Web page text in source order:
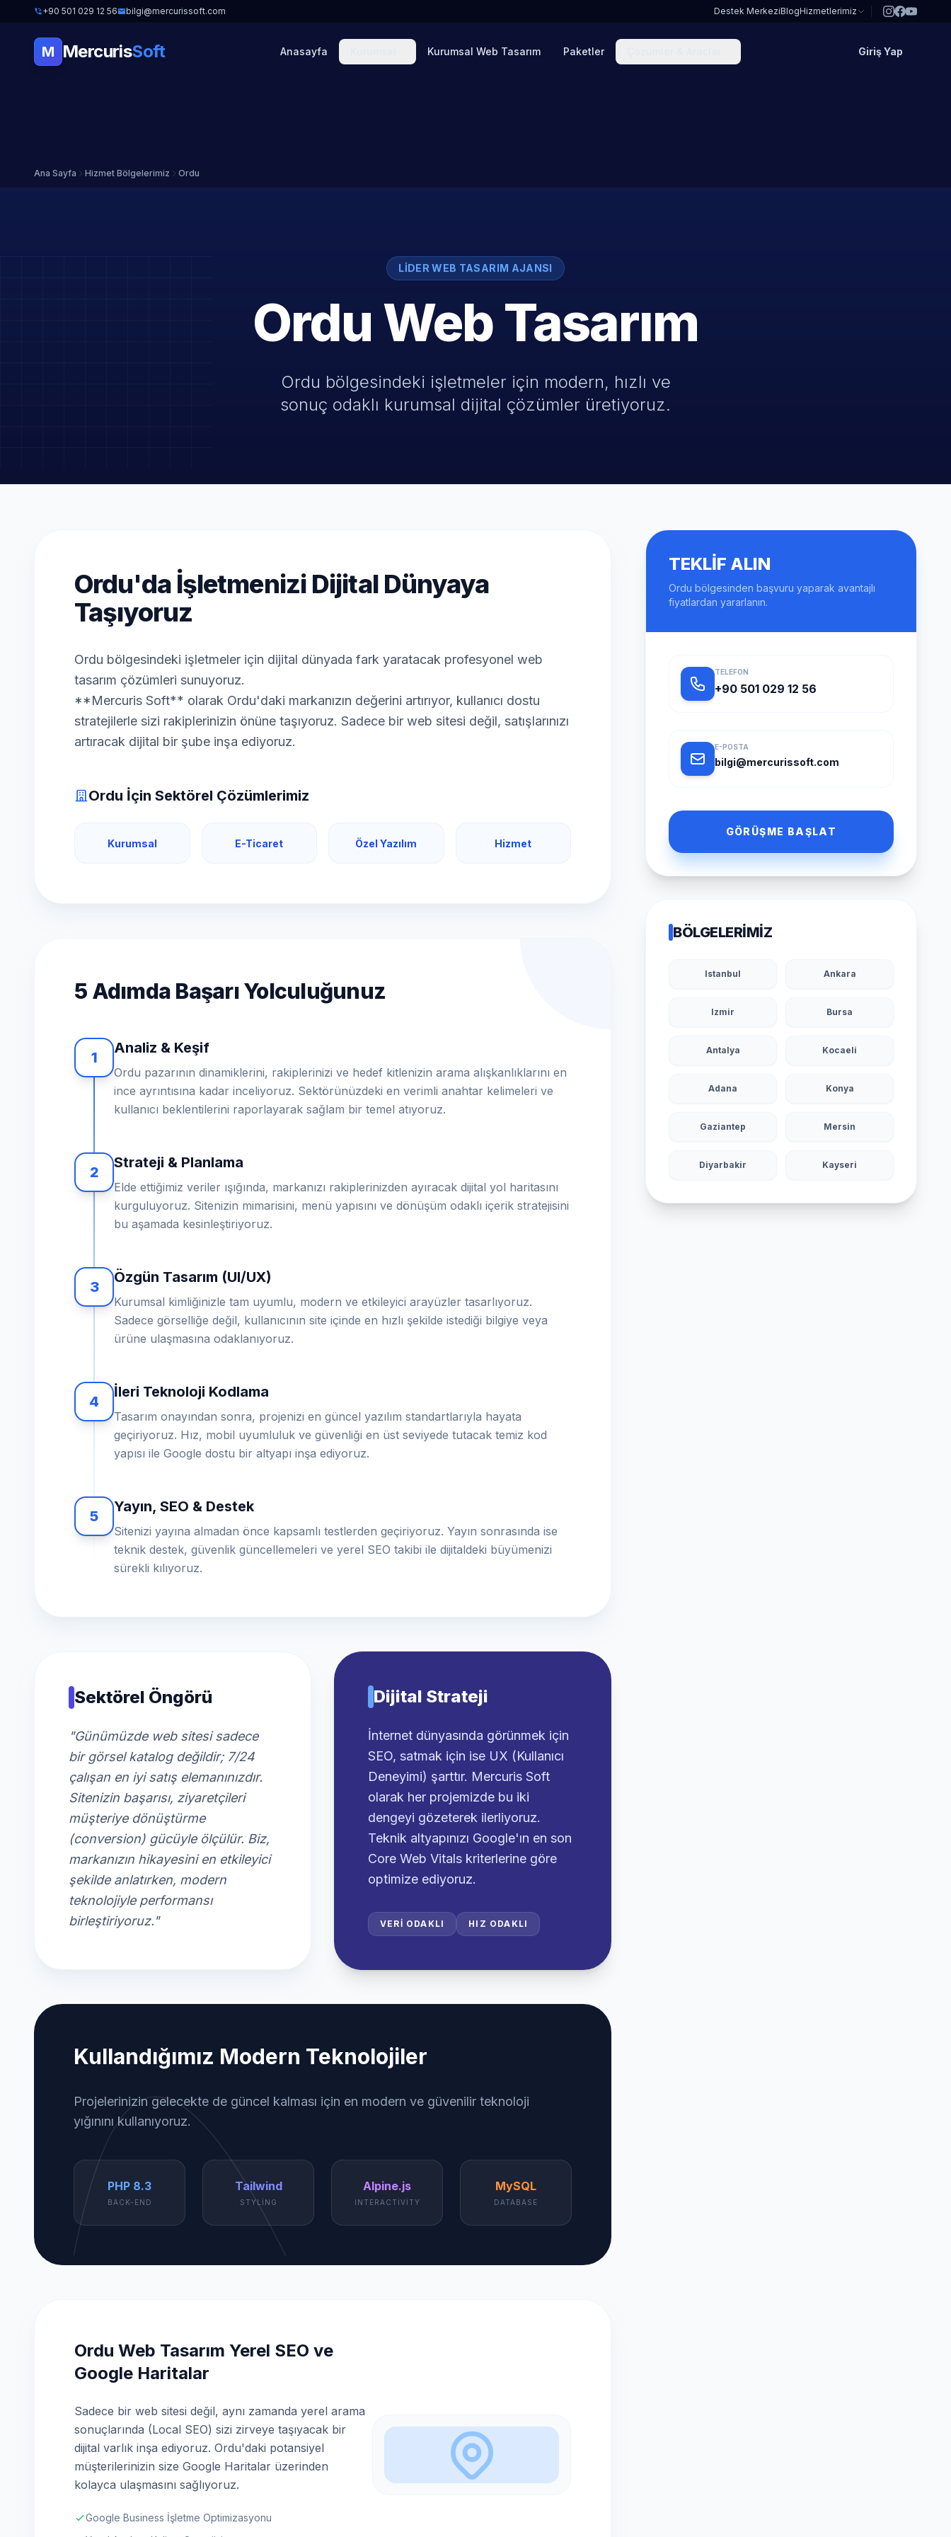
+90 501 029 12 56 bilgi@mercurissoft.com Destek MerkeziBlogHizmetlerimiz
M MercurisSoft Anasayfa Kurumsal Web Tasarım Paketler Giriş Yap
Ana Sayfa Hizmet Bölgelerimiz Ordu
LIDER WEB TASARIM AJANSI
Ordu Web Tasarım
Ordu bölgesindeki işletmeler için modern, hızlı ve
sonuç odaklı kurumsal dijital çözümler üretiyoruz.
Ordu'da İşletmenizi Dijital Dünyaya
Taşıyoruz
Ordu bölgesindeki işletmeler için dijital dünyada fark yaratacak profesyonel web
tasarım çözümleri sunuyoruz.
**Mercuris Soft** olarak Ordu'daki markanızın değerini artırıyor, kullanıcı dostu
stratejilerle sizi rakiplerinizin önüne taşıyoruz. Sadece bir web sitesi değil, satışlarınızı
artıracak dijital bir şube inşa ediyoruz.
Ordu İçin Sektörel Çözümlerimiz
Kurumsal E-Ticaret Özel Yazılım Hizmet
5 Adımda Başarı Yolculuğunuz
1
Analiz & Keşif
Ordu pazarının dinamiklerini, rakiplerinizi ve hedef kitlenizin arama alışkanlıklarını en
ince ayrıntısına kadar inceliyoruz. Sektörünüzdeki en verimli anahtar kelimeleri ve
kullanıcı beklentilerini raporlayarak sağlam bir temel atıyoruz.
2
Strateji & Planlama
Elde ettiğimiz veriler ışığında, markanızı rakiplerinizden ayıracak dijital yol haritasını
kurguluyoruz. Sitenizin mimarisini, menü yapısını ve dönüşüm odaklı içerik stratejisini
bu aşamada kesinleştiriyoruz.
3
Özgün Tasarım (UI/UX)
Kurumsal kimliğinizle tam uyumlu, modern ve etkileyici arayüzler tasarlıyoruz.
Sadece görselliğe değil, kullanıcının site içinde en hızlı şekilde istediği bilgiye veya
ürüne ulaşmasına odaklanıyoruz.
4
İleri Teknoloji Kodlama
Tasarım onayından sonra, projenizi en güncel yazılım standartlarıyla hayata
geçiriyoruz. Hız, mobil uyumluluk ve güvenliği en üst seviyede tutacak temiz kod
yapısı ile Google dostu bir altyapı inşa ediyoruz.
5
Yayın, SEO & Destek
Sitenizi yayına almadan önce kapsamlı testlerden geçiriyoruz. Yayın sonrasında ise
teknik destek, güvenlik güncellemeleri ve yerel SEO takibi ile dijitaldeki büyümenizi
sürekli kılıyoruz.
Sektörel Öngörü
"Günümüzde web sitesi sadece
bir görsel katalog değildir; 7/24
çalışan en iyi satış elemanınızdır.
Sitenizin başarısı, ziyaretçileri
müşteriye dönüştürme
(conversion) gücüyle ölçülür. Biz,
markanızın hikayesini en etkileyici
şekilde anlatırken, modern
teknolojiyle performansı
birleştiriyoruz."
Dijital Strateji
İnternet dünyasında görünmek için
SEO, satmak için ise UX (Kullanıcı
Deneyimi) şarttır. Mercuris Soft
olarak her projemizde bu iki
dengeyi gözeterek ilerliyoruz.
Teknik altyapınızı Google'ın en son
Core Web Vitals kriterlerine göre
optimize ediyoruz.
VERI ODAKLI HIZ ODAKLI
Kullandığımız Modern Teknolojiler
Projelerinizin gelecekte de güncel kalması için en modern ve güvenilir teknoloji
yığınını kullanıyoruz.
PHP 8.3
BACK-END
Tailwind
STYLING
Alpine.js
INTERACTIVITY
MySQL
DATABASE
Ordu Web Tasarım Yerel SEO ve
Google Haritalar
Sadece bir web sitesi değil, aynı zamanda yerel arama
sonuçlarında (Local SEO) sizi zirveye taşıyacak bir
dijital varlık inşa ediyoruz. Ordu'daki potansiyel
müşterilerinizin size Google Haritalar üzerinden
kolayca ulaşmasını sağlıyoruz.
Google Business İşletme Optimizasyonu
TEKLIF ALIN
Ordu bölgesinden başvuru yaparak avantajlı
fiyatlardan yararlanın.
TELEFON
+90 501 029 12 56
E-POSTA
bilgi@mercurissoft.com
GÖRÜŞME BAŞLAT
BÖLGELERIMIZ
Istanbul Ankara
Izmir Bursa
Antalya Kocaeli
Adana Konya
Gaziantep Mersin
Diyarbakir Kayseri